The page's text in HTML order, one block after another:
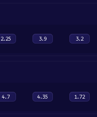
2.25 3.9 3.2
4.7 4.35 1.72